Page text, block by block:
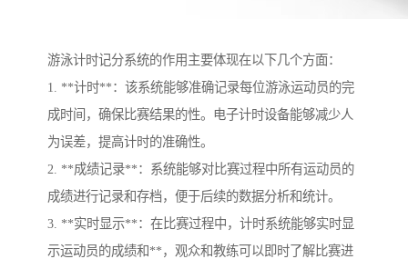
游泳计时记分系统的作用主要体现在以下几个方面：
1. **计时**：该系统能够准确记录每位游泳运动员的完
成时间，确保比赛结果的性。电子计时设备能够减少人
为误差，提高计时的准确性。
2. **成绩记录**：系统能够对比赛过程中所有运动员的
成绩进行记录和存档，便于后续的数据分析和统计。
3. **实时显示**：在比赛过程中，计时系统能够实时显
示运动员的成绩和**，观众和教练可以即时了解比赛进